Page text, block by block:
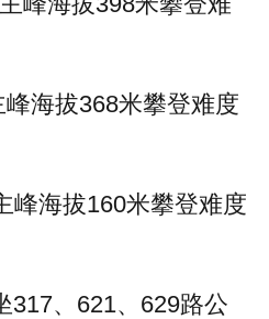
峰海拔368米攀登难度
峰海拔160米攀登难度
317、621、629路公